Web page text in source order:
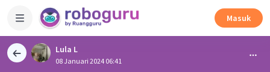
Masuk
Lula L
08 Januari 2024 06:41